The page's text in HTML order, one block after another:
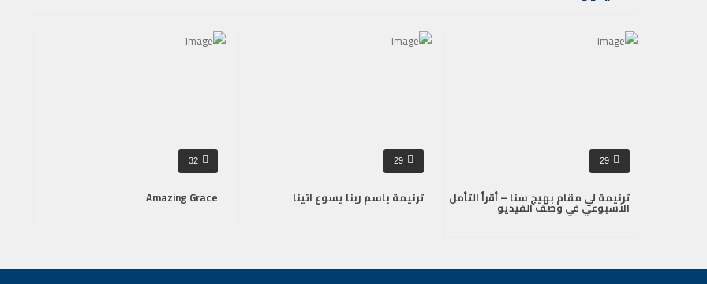
29
ترنيمة لي مقام بهيج سنا – أقرأ التأمل
الأسبوعي في وصف الفيديو
29
ترنيمة باسم ربنا يسوع اتينا
32
Amazing Grace